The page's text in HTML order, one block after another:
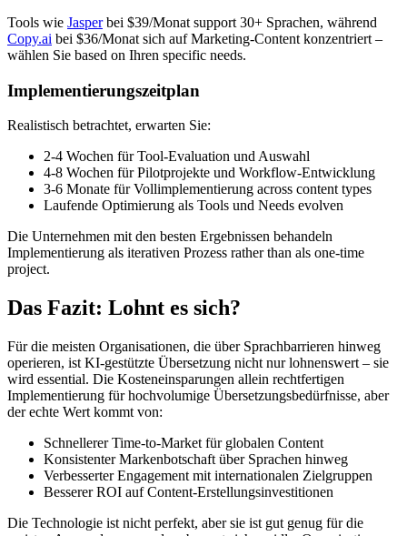
Tools wie Jasperbei $39/Monat support 30+ Sprachen, während
Copy.ai bei $36/Monat sich auf Marketing-Content konzentriert –
wählen Sie based on Ihren specific needs.
Implementierungszeitplan
Realistisch betrachtet, erwarten Sie:
2-4 Wochen für Tool-Evaluation und Auswahl
4-8 Wochen für Pilotprojekte und Workflow-Entwicklung
3-6 Monate für Vollimplementierung across content types
Laufende Optimierung als Tools und Needs evolven
Die Unternehmen mit den besten Ergebnissen behandeln
Implementierung als iterativen Prozess rather than als one-time
project.
Das Fazit: Lohnt es sich?
Für die meisten Organisationen, die über Sprachbarrieren hinweg
operieren, ist KI-gestützte Übersetzung nicht nur lohnenswert – sie
wird essential. Die Kosteneinsparungen allein rechtfertigen
Implementierung für hochvolumige Übersetzungsbedürfnisse, aber
der echte Wert kommt von:
Schnellerer Time-to-Market für globalen Content
Konsistenter Markenbotschaft über Sprachen hinweg
Verbesserter Engagement mit internationalen Zielgruppen
Besserer ROI auf Content-Erstellungsinvestitionen
Die Technologie ist nicht perfekt, aber sie ist gut genug für die